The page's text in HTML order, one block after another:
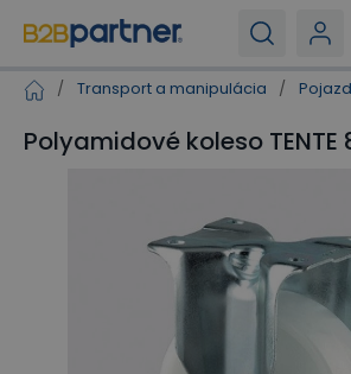
/ Transport a manipulácia /
Polyamidové koleso TENTE